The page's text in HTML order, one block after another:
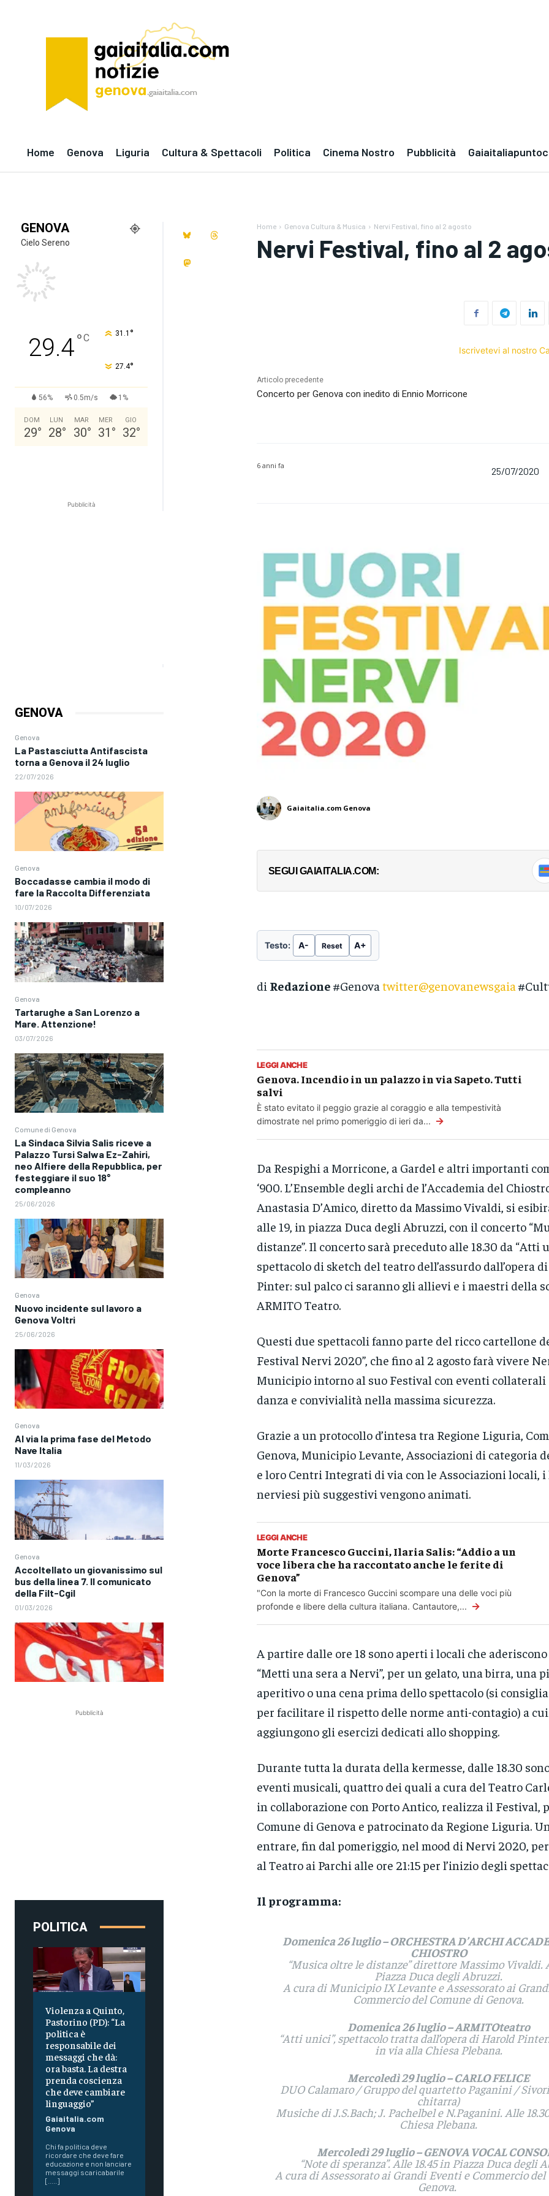
Home Genova Liguria Cultura & Spettacoli Politica Cinema Nostro Pubblicità
GENOVA
Cielo Sereno
29.4°C 31.1 °
27.4°
56% 0.5m/s 1%
DOM
29°
LUN
28°
MAR
30°
MER
31 °
GIO
32°
Pubblicità
GENOVA
Genova
La Pastasciutta Antifascista
torna a Genova il 24 luglio
22/07/2026
Genova
Boccadasse cambia il modo di
fare la Raccolta Differenziata
10/07/2026
Genova
Tartarughe a San Lorenzo a
Mare. Attenzione!
03/07/2026
Comune di Genova
La Sindaca Silvia Salis riceve a
Palazzo Tursi Salwa Ez-Zahiri,
neo Alfiere della Repubblica, per
festeggiare il suo 18°
compleanno
25/06/2026
Genova
Nuovo incidente sul lavoro a
Genova Voltri
25/06/2026
Genova
Al via la prima fase del Metodo
Nave Italia
11/03/2026
Genova
Accoltellato un giovanissimo sul
bus della linea 7. Il comunicato
della Filt-Cgil
01/03/2026
Pubblicità
POLITICA
Violenza a Quinto,
Pastorino (PD): “La
politica è
responsabile dei
messaggi che dà:
ora basta. La destra
prenda coscienza
che deve cambiare
linguaggio”
Gaiaitalia.com
Genova
Chi fa politica deve
ricordare che deve fare
educazione e non lanciare
messaggi scaricabarile
[.....]
Home Genova Cultura & Musica Nervi Festival, fino al 2 agosto
Nervi Festival, fino al 2
Iscrivetevi al nostro
Articolo precedente
Concerto per Genova con inedito di Ennio Morricone
6 anni fa
25/07/2020
Gaiaitalia.com Genova
SEGUI GAIAITALIA.COM:
Testo: A- Reset A+
di Redazione #Genova twitter@genovanewsgaia
LEGGI ANCHE
Genova. Incendio in un palazzo in via Sapeto. Tutti
salvi
È stato evitato il peggio grazie al coraggio e alla tempestività
dimostrate nel primo pomeriggio di ieri da... →
Da Respighi a Morricone, a Gardel e altri importanti
‘900. L’Ensemble degli archi de l’Accademia del
Anastasia D’Amico, diretto da Massimo Vivaldi, si
alle 19, in piazza Duca degli Abruzzi, con il concerto
distanze”. Il concerto sarà preceduto alle 18.30 da “Atti
spettacolo di sketch del teatro dell’assurdo dall’opera
Pinter: sul palco ci saranno gli allievi e i maestri della
ARMITO Teatro.
Questi due spettacoli fanno parte del ricco cartellone
Festival Nervi 2020”, che fino al 2 agosto farà vivere
Municipio intorno al suo Festival con eventi collaterali
danza e convivialità nella massima sicurezza.
Grazie a un protocollo d’intesa tra Regione Liguria,
Genova, Municipio Levante, Associazioni di categoria
e loro Centri Integrati di via con le Associazioni locali,
nerviesi più suggestivi vengono animati.
LEGGI ANCHE
Morte Francesco Guccini, Ilaria Salis: “Addio a un
voce libera che ha raccontato anche le ferite di
Genova”
"Con la morte di Francesco Guccini scompare una delle voci più
profonde e libere della cultura italiana. Cantautore,... →
A partire dalle ore 18 sono aperti i locali che
“Metti una sera a Nervi”, per un gelato, una birra, una
aperitivo o una cena prima dello spettacolo (si
per facilitare il rispetto delle norme anti-contagio) a
aggiungono gli esercizi dedicati allo shopping.
Durante tutta la durata della kermesse, dalle 18.30
eventi musicali, quattro dei quali a cura del Teatro
in collaborazione con Porto Antico, realizza il Festival,
Comune di Genova e patrocinato da Regione Liguria.
entrare, fin dal pomeriggio, nel mood di Nervi 2020,
al Teatro ai Parchi alle ore 21:15 per l’inizio degli
Il programma:
Domenica 26 luglio – ORCHESTRA D’ARCHI
CHIOSTRO
“Musica oltre le distanze” direttore Massimo Vivaldi.
Piazza Duca degli Abruzzi.
A cura di Municipio IX Levante e Assessorato ai
Commercio del Comune di Genova.
Domenica 26 luglio – ARMITOteatro
“Atti unici”, spettacolo tratta dall’opera di Harold
in via alla Chiesa Plebana.
Mercoledì 29 luglio – CARLO FELICE
DUO Calamaro / Gruppo del quartetto Paganini /
chitarra)
Musiche di J.S.Bach; J. Pachelbel e N.Paganini. Alle
Chiesa Plebana.
Mercoledì 29 luglio – GENOVA VOCAL
“Note di speranza”. Alle 18.45 in Piazza Duca degli
A cura di Assessorato ai Grandi Eventi e Commercio
Genova.